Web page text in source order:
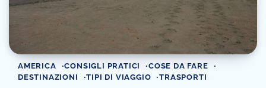
AMERICA CONSIGLI PRATICI
COSE DA FARE
DESTINAZIONI
TIPI DI VIAGGIO TRASPORTI